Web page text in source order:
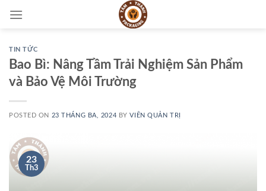
TIN TỨC
Bao Bì: Nâng Tầm Trải Nghiệm Sản Phẩm
và Bảo Vệ Môi Trường
POSTED ON 23 THÁNG BA, 2024 BYVIÊN QUẢN TRỊ
23
Th3